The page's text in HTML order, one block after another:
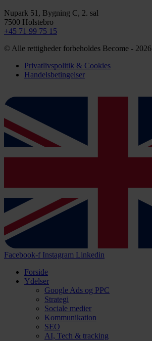
Nupark 51, Bygning C, 2. sal
7500 Holstebro
+45 71 99 75 15
© Alle rettigheder forbeholdes Become - 2026
Privatlivspolitik & Cookies
Handelsbetingelser
Facebook-f Instagram Linkedin
Forside
Ydelser
Google Ads og PPC
Strategi
Sociale medier
Kommunikation
SEO
AI, Tech & tracking